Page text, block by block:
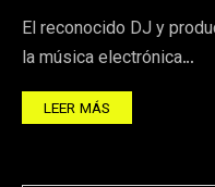
El reconocido DJ y
la música electrónica…
LEER MÁS